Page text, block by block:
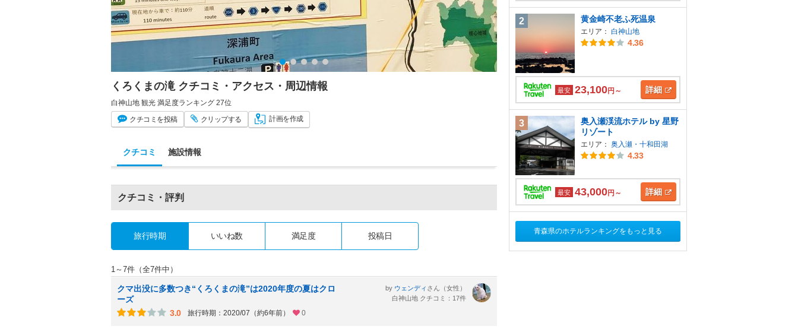
くろくまの滝 クチコミ・アクセス・周辺情報
白神山地 観光 満足度ランキング 27位
クチコミ を投稿 クリップする 計画を作成
クチコミ 施設情報
クチコミ・評判
旅行時期 いいね数 満足度 投稿日
1～7件（全7件中）
クマ出没に多数つき“くろくまの滝”は2020年度の夏はクロ
ーズ
3.0
旅行時期：2020/07（約6年前） 0
by ウェンディ さん（女性）
白神山地 クチコミ：17件
2 黄金崎不老ふ死温泉
エリア： 白神山地
4.36
最安 23,100円～ 詳細
3
奥入瀬渓流ホテル by 星野
リゾート
エリア： 奥入瀬・十和田湖
4.33
最安 43,000円～ 詳細
青森県のホテルランキングをもっと見る